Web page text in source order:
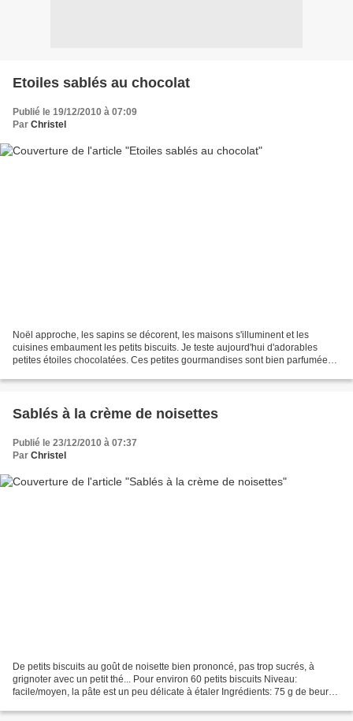
Etoiles sablés au chocolat
Publié le 19/12/2010 à 07:09
Par Christel
Noël approche, les sapins se décorent, les maisons s'illuminent et les
cuisines embaument les petits biscuits. Je teste aujourd'hui d'adorables
petites étoiles chocolatées. Ces petites gourmandises sont bien parfumées
Sablés à la crème de noisettes
Publié le 23/12/2010 à 07:37
Par Christel
De petits biscuits au goût de noisette bien prononcé, pas trop sucrés, à
grignoter avec un petit thé... Pour environ 60 petits biscuits Niveau:
facile/moyen, la pâte est un peu délicate à étaler Ingrédients: 75 g de beurre